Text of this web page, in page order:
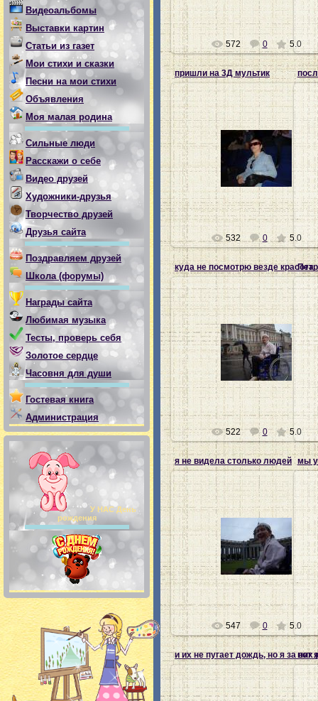
Видеоальбомы
Выставки картин
Статьи из газет
Мои стихи и сказки
Песни на мои стихи
Объявления
Моя малая родина
Сильные люди
Расскажи о себе
Видео друзей
Художники-друзья
Творчество друзей
Друзья сайта
Поздравляем друзей
Школа (форумы)
Награды сайта
Любимая музыка
Тесты, проверь себя
Золотое сердце
Часовня для души
Гостевая книга
Администрация
У НАС День
рождения
572 0 5.0
пришли на 3Д мультик
28.07.2012
Ната-хозяйка
532 0 5.0
куда не посмотрю везде красота
28.07.2012
Ната-хозяйка
522 0 5.0
я не видела столько людей
28.07.2012
Ната-хозяйка
547 0 5.0
мы у
и их не пугает дождь, но я за них
вот